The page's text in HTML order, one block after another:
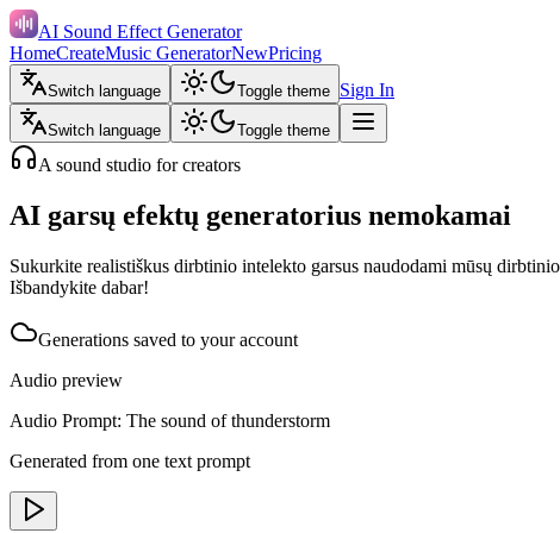
AI Sound Effect Generator
HomeCreateMusic GeneratorNewPricing
Switch language Toggle theme Sign In
Switch language Toggle theme
A sound studio for creators
AI garsų efektų generatorius nemokamai
Sukurkite realistiškus dirbtinio intelekto garsus naudodami mūsų
Išbandykite dabar!
Generations saved to your account
Audio preview
Audio Prompt: The sound of thunderstorm
Generated from one text prompt